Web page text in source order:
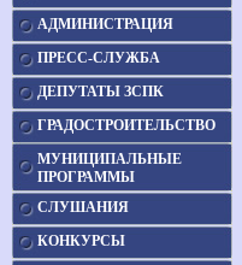
АДМИНИСТРАЦИЯ
ПРЕСС-СЛУЖБА
ДЕПУТАТЫ ЗСПК
ГРАДОСТРОИТЕЛЬСТВО
МУНИЦИПАЛЬНЫЕ
ПРОГРАММЫ
СЛУШАНИЯ
КОНКУРСЫ